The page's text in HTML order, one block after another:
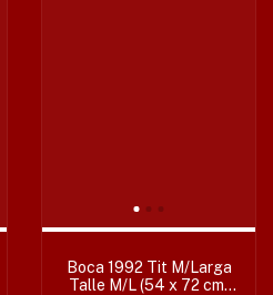
Boca 1992 Tit M/Larga
Talle M/L (54 x 72 cm)